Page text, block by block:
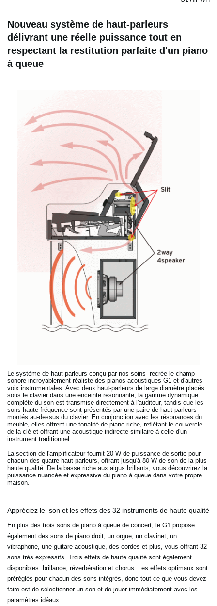
Nouveau système de haut-parleurs
délivrant une réelle puissance tout en
respectant la restitution parfaite d'un piano
à queue
Le système de haut-parleurs conçu par nos soins recrée le champ
sonore incroyablement réaliste des pianos acoustiques G1 et d'autres
voix instrumentales. Avec deux haut-parleurs de large diamètre placés
sous le clavier dans une enceinte résonnante, la gamme dynamique
complète du son est transmise directement à l'auditeur, tandis que les
sons haute fréquence sont présentés par une paire de haut-parleurs
montés au-dessus du clavier. En conjonction avec les résonances du
meuble, elles offrent une tonalité de piano riche, reflétant le couvercle
de la clé et offrant une acoustique indirecte similaire à celle d'un
instrument traditionnel.
La section de l'amplificateur fournit 20 W de puissance de sortie pour
chacun des quatre haut-parleurs, offrant jusqu'à 80 W de son de la plus
haute qualité. De la basse riche aux aigus brillants, vous découvrirez la
puissance nuancée et expressive du piano à queue dans votre propre
maison.
Appréciez le. son et les effets des 32 instruments de haute qualité
En plus des trois sons de piano à queue de concert, le G1 propose
également des sons de piano droit, un orgue, un clavinet, un
vibraphone, une guitare acoustique, des cordes et plus, vous offrant 32
sons très expressifs. Trois effets de haute qualité sont également
disponibles: brillance, réverbération et chorus. Les effets optimaux sont
préréglés pour chacun des sons intégrés, donc tout ce que vous devez
faire est de sélectionner un son et de jouer immédiatement avec les
paramètres idéaux.